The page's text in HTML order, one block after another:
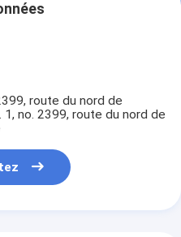
route du nord de
1, no. 2399, route du nord de